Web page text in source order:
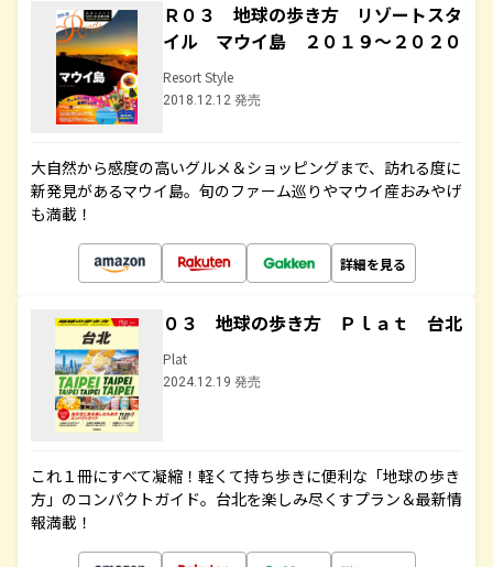
Ｒ０３ 地球の歩き方 リゾートスタ
イル マウイ島 ２０１９～２０２０
Resort Style
2018.12.12 発売
大自然から感度の高いグルメ＆ショッピングまで、訪れる度に
新発見があるマウイ島。旬のファーム巡りやマウイ産おみやげ
も満載！
詳細を見る
０３ 地球の歩き方 Ｐｌａｔ 台北
Plat
2024.12.19 発売
これ１冊にすべて凝縮！軽くて持ち歩きに便利な「地球の歩き
方」のコンパクトガイド。台北を楽しみ尽くすプラン＆最新情
報満載！